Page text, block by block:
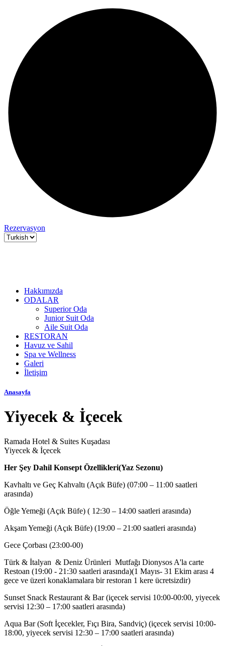
Rezervasyon
Hakkımızda
ODALAR
Superior Oda
Junior Suit Oda
Aile Suit Oda
RESTORAN
Havuz ve Sahil
Spa ve Wellness
Galeri
İletişim
Anasayfa
Yiyecek & İçecek
Ramada Hotel & Suites Kuşadası
Yiyecek & İçecek
Her Şey Dahil Konsept Özellikleri(Yaz Sezonu)
Kavhaltı ve Geç Kahvaltı (Açık Büfe) (07:00 – 11:00 saatleri
arasında)
Öğle Yemeği (Açık Büfe) ( 12:30 – 14:00 saatleri arasında)
Akşam Yemeği (Açık Büfe) (19:00 – 21:00 saatleri arasında)
Gece Çorbası (23:00-00)
Türk & İtalyan & Deniz Ürünleri Mutfağı Dionysos A'la carte
Restoan (19:00 - 21:30 saatleri arasında)(1 Mayıs- 31 Ekim arası 4
gece ve üzeri konaklamalara bir restoran 1 kere ücretsizdir)
Sunset Snack Restaurant & Bar (içecek servisi 10:00-00:00, yiyecek
servisi 12:30 – 17:00 saatleri arasında)
Aqua Bar (Soft İçecekler, Fıçı Bira, Sandviç) (içecek servisi 10:00-
18:00, yiyecek servisi 12:30 – 17:00 saatleri arasında)